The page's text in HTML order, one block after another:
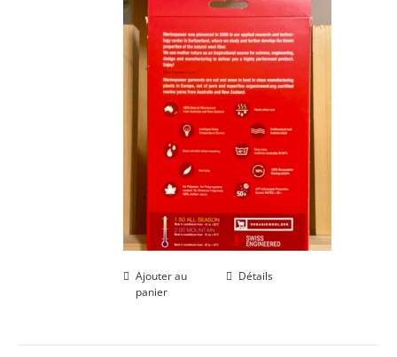
Ajouter au
panier
Détails